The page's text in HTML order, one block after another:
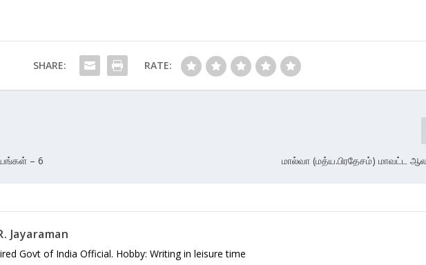
SHARE: RATE:
– 6 மால்வா (மத்ய.பிரதேசம்) மாவட்ட
Jayaraman
Govt of India Official. Hobby: Writing in leisure time